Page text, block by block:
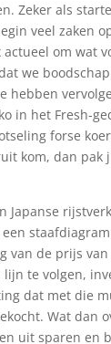
Zeker als
veel zaken
actueel om wat
we
hebben
in het Fresh-
forse
kom, dan pak
Japanse
van de prijs
lijn te volgen,
dat met die
Wat dan
uit sparen en